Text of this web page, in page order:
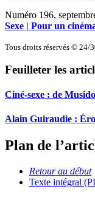
Numéro 196,
Sexe | Pour un
Tous droits réservés © 24/
Feuilleter les
Ciné-sexe : de
Alain Guiraudie : É
Plan de
Retour au début
Texte intégral